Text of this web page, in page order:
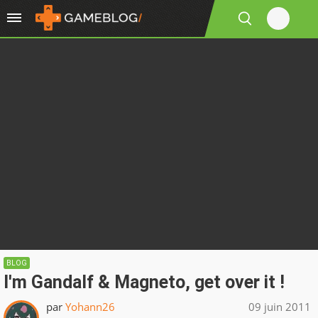
BLOG
I'm Gandalf & Magneto, get over it !
par Yohann26 09 juin 2011